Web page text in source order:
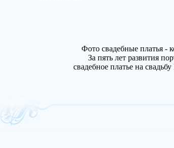
Фото свадебные платья -
За пять лет развития
свадебное платье на